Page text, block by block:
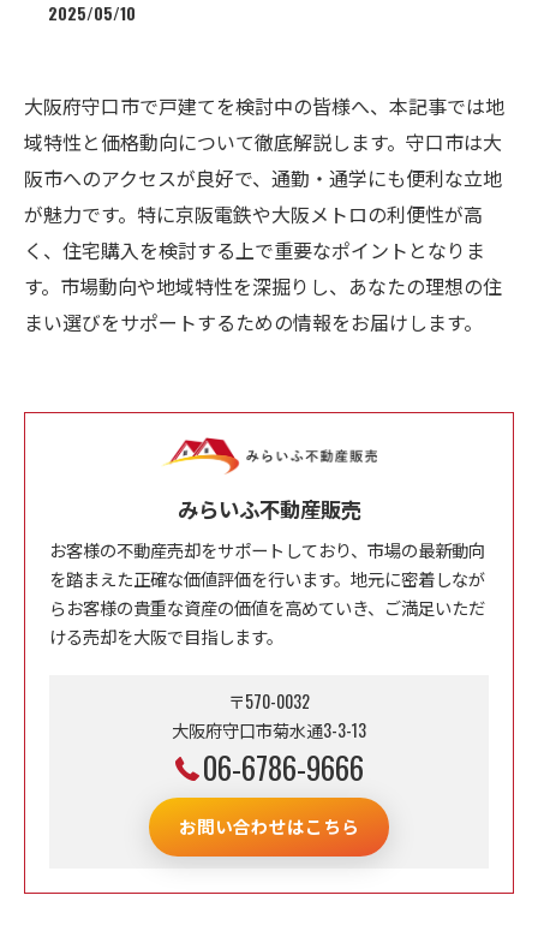
2025/05/10
大阪府守口市で戸建てを検討中の皆様へ、本記事では地
域特性と価格動向について徹底解説します。守口市は大
阪市へのアクセスが良好で、通勤・通学にも便利な立地
が魅力です。特に京阪電鉄や大阪メトロの利便性が高
く、住宅購入を検討する上で重要なポイントとなりま
す。市場動向や地域特性を深掘りし、あなたの理想の住
まい選びをサポートするための情報をお届けします。
みらいふ不動産販売
お客様の不動産売却をサポートしており、市場の最新動向
を踏まえた正確な価値評価を行います。地元に密着しなが
らお客様の貴重な資産の価値を高めていき、ご満足いただ
ける売却を大阪で目指します。
〒570-0032
大阪府守口市菊水通3-3-13
06-6786-9666
お問い合わせはこちら